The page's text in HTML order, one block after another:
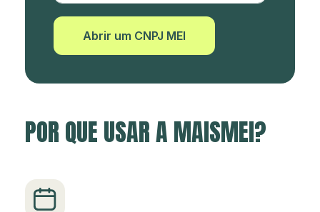
Abrir um CNPJ MEI
POR QUE USAR A MAISMEI?